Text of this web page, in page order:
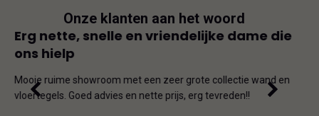
Onze klanten aan het woord
Erg nette, snelle en vriendelijke dame die
ons hielp
Mooie ruime showroom met een zeer grote collectie wand en
vloertegels. Goed advies en nette prijs, erg tevreden!!